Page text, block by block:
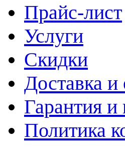
Прайс-лист
Услуги
Скидки
Доставка и
Гарантия и
Политика